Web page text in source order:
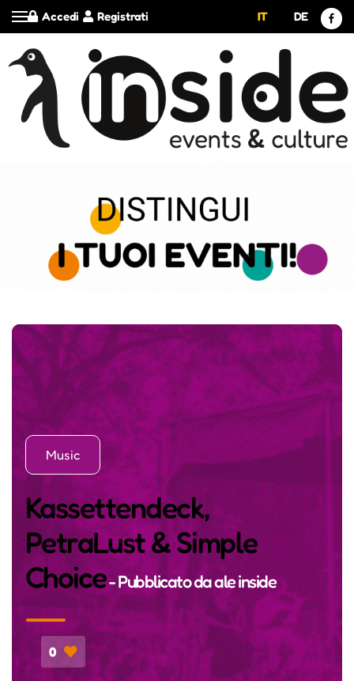
Registrati
Accedi IT DE
Music
Kassettendeck,
PetraLust & Simple
Choice- Pubblicato daale inside
0